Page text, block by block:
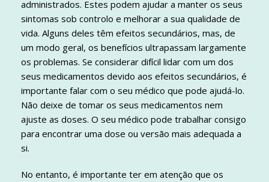
administrados. Estes podem ajudar a manter os seus
sintomas sob controlo e melhorar a sua qualidade de
vida. Alguns deles têm efeitos secundários, mas, de
um modo geral, os benefícios ultrapassam largamente
os problemas. Se considerar difícil lidar com um dos
seus medicamentos devido aos efeitos secundários, é
importante falar com o seu médico que pode ajudá-lo.
Não deixe de tomar os seus medicamentos nem
ajuste as doses. O seu médico pode trabalhar consigo
para encontrar uma dose ou versão mais adequada a
si.
No entanto, é importante ter em atenção que os